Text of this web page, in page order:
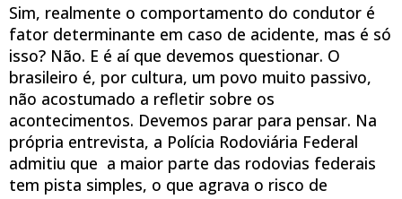
Sim, realmente o comportamento do condutor é
fator determinante em caso de acidente, mas é só
isso? Não. E é aí que devemos questionar. O
brasileiro é, por cultura, um povo muito passivo,
não acostumado a refletir sobre os
acontecimentos. Devemos parar para pensar. Na
própria entrevista, a Polícia Rodoviária Federal
admitiu que a maior parte das rodovias federais
tem pista simples, o que agrava o risco de